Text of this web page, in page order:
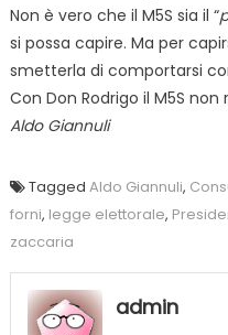
Non è vero che il M5S sia il “
si possa capire. Ma per
smetterla di comportarsi
Con Don Rodrigo il M5S non
Aldo Giannuli
Tagged Aldo Giannuli,
forni, legge elettorale,
zaccaria
admin